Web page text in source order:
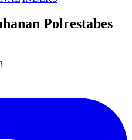
Polrestabes